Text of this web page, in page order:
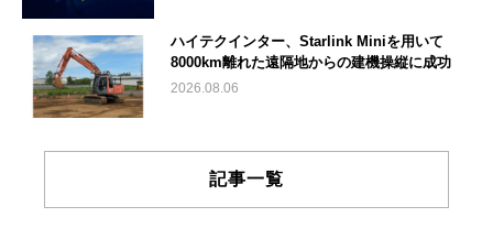
ハイテクインター、Starlink Miniを用いて
8000km離れた遠隔地からの建機操縦に成功
2026.08.06
記事一覧